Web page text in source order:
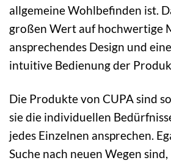
allgemeine Wohlbefinden ist.
großen Wert auf hochwertige
ansprechendes Design und
intuitive Bedienung der
Die Produkte von CUPA sind
sie die individuellen
jedes Einzelnen ansprechen.
Suche nach neuen Wegen